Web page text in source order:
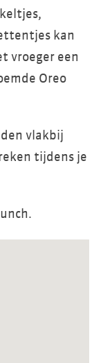
kan
vroeger een
Oreo
vlakbij
tijdens je